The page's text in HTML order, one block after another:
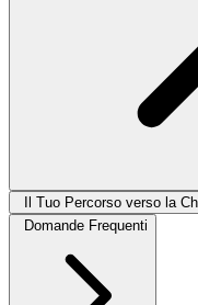
Il Tuo Percorso verso la
Domande Frequenti